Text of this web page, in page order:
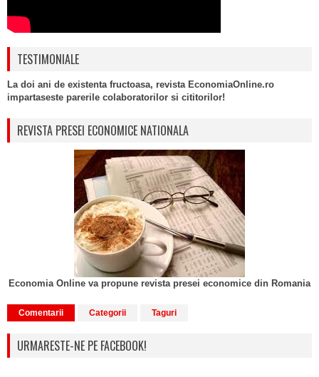
TESTIMONIALE
La doi ani de existenta fructoasa, revista EconomiaOnline.ro
impartaseste parerile colaboratorilor si cititorilor!
REVISTA PRESEI ECONOMICE NATIONALA
Economia Online va propune revista presei economice din Romania
Comentarii Categorii Taguri
URMARESTE-NE PE FACEBOOK!